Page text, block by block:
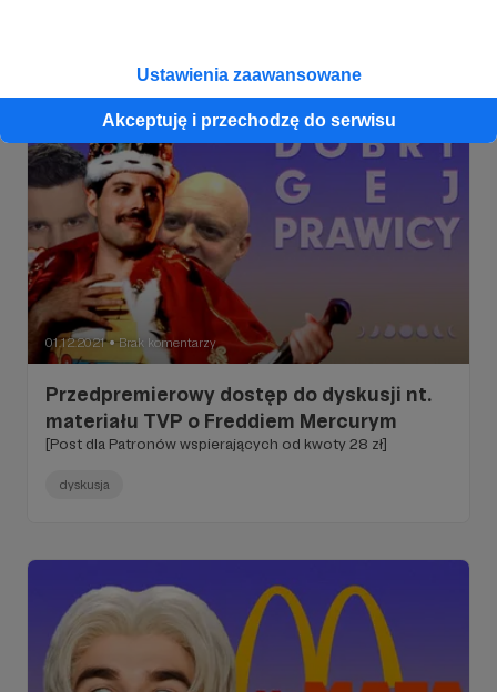
Ustawienia zaawansowane
Akceptuję i przechodzę do serwisu
01.12.2021 ● Brak komentarzy
Przedpremierowy dostęp do dyskusji nt.
materiału TVP o Freddiem Mercurym
[Post dla Patronów wspierających od kwoty 28 zł]
dyskusja